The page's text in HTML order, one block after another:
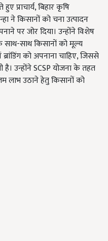
प्राचार्य, बिहार कृषि
ने किसानों को चना उत्पादन
पर जोर दिया। उन्होंने विशेष
साथ किसानों को मूल्य
को अपनाना चाहिए, जिससे
उन्होंने SCSP योजना के तहत
लाभ उठाने हेतु किसानों को